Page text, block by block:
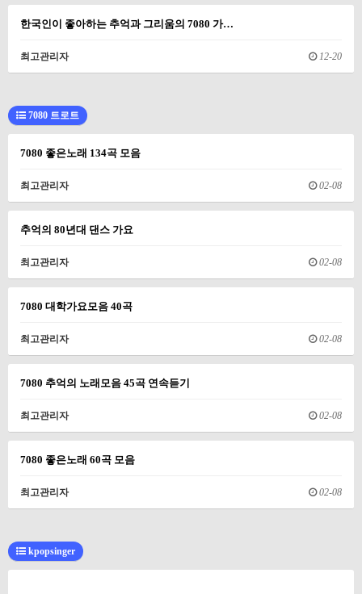
한국인이 좋아하는 추억과 그리움의 7080 가…
최고관리자 12-20
7080 트로트
7080 좋은노래 134곡 모음
최고관리자 02-08
추억의 80년대 댄스 가요
최고관리자 02-08
7080 대학가요모음 40곡
최고관리자 02-08
7080 추억의 노래모음 45곡 연속듣기
최고관리자 02-08
7080 좋은노래 60곡 모음
최고관리자 02-08
kpopsinger